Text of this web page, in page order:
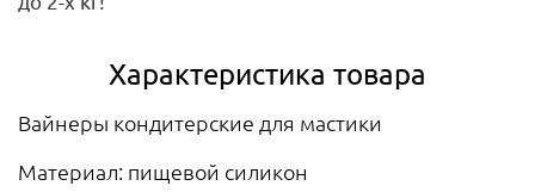
Характеристика товара
Вайнеры кондитерские для мастики
Материал: пищевой силикон